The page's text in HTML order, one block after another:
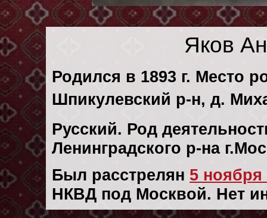
Яков
Родился в 1893 г. Место
Шпикулевский р-н, д.
Русский. Род
Ленинградского р-на
Был расстрелян 5 ноября
НКВД под Москвой. Нет